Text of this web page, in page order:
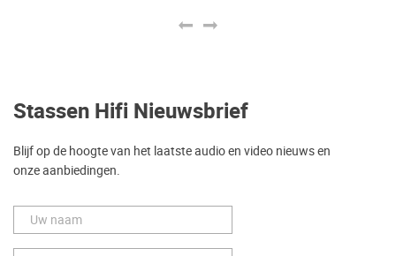
Stassen Hifi Nieuwsbrief
Blijf op de hoogte van het laatste audio en video nieuws en
onze aanbiedingen.